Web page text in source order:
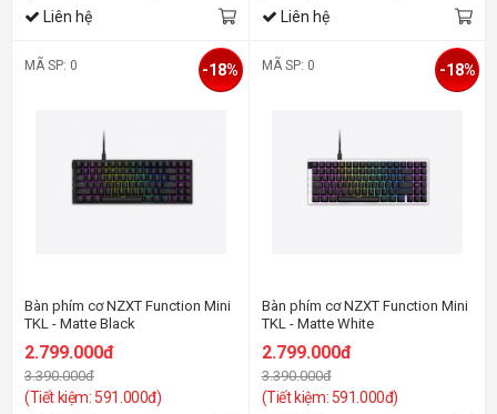
Liên hệ Liên hệ
MÃ SP: 0
Bàn phím cơ NZXT Function Mini
TKL - Matte Black
2.799.000đ
3.390.000đ
(Tiết kiệm: 591.000đ)
-18% MÃ SP: 0
Bàn phím cơ NZXT Function Mini
TKL - Matte White
2.799.000đ
3.390.000đ
(Tiết kiệm: 591.000đ)
-18%